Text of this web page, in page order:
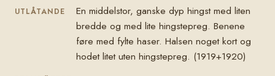
UTLÅTANDE
En middelstor, ganske dyp hingst med liten
bredde og med lite hingstepreg. Benene
føre med fylte haser. Halsen noget kort og
hodet litet uten hingstepreg. (1919+1920)